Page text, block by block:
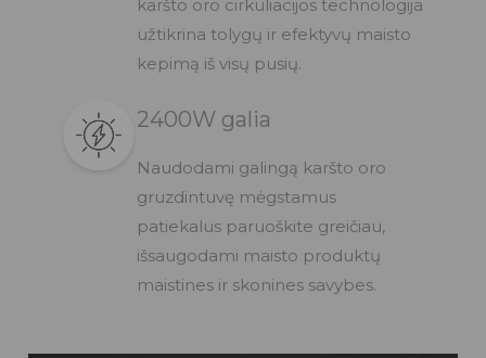
karšto oro cirkuliacijos technologija
užtikrina tolygų ir efektyvų maisto
kepimą iš visų pusių.
2400W galia​
Naudodami galingą karšto oro
gruzdintuvę mėgstamus
patiekalus paruoškite greičiau,
išsaugodami maisto produktų
maistines ir skonines savybes.